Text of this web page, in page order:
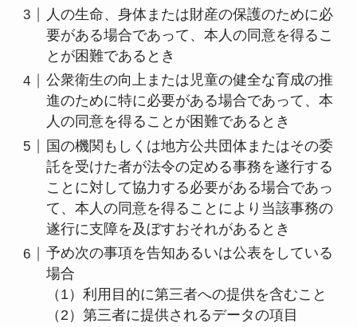
人の生命、身体または財産の保護のために必
要がある場合であって、本人の同意を得るこ
とが困難であるとき
公衆衛生の向上または児童の健全な育成の推
進のために特に必要がある場合であって、本
人の同意を得ることが困難であるとき
国の機関もしくは地方公共団体またはその委
託を受けた者が法令の定める事務を遂行する
ことに対して協力する必要がある場合であっ
て、本人の同意を得ることにより当該事務の
遂行に支障を及ぼすおそれがあるとき
予め次の事項を告知あるいは公表をしている
場合
（1）利用目的に第三者への提供を含むこと
（2）第三者に提供されるデータの項目